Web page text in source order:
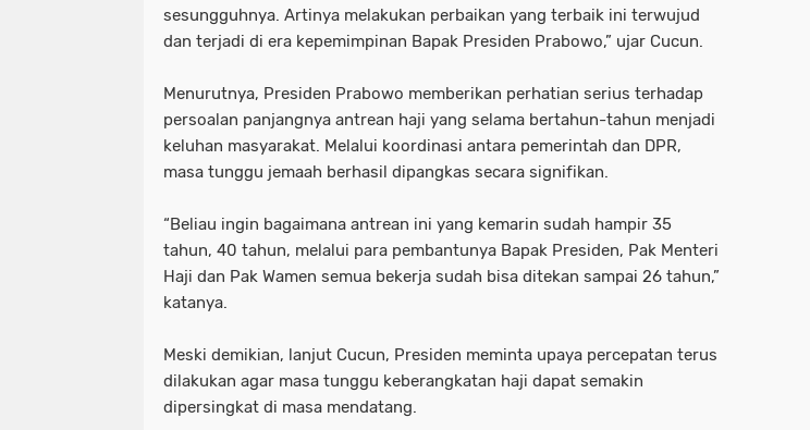
sesungguhnya. Artinya melakukan perbaikan yang terbaik ini terwujud
dan terjadi di era kepemimpinan Bapak Presiden Prabowo,” ujar Cucun.
Menurutnya, Presiden Prabowo memberikan perhatian serius terhadap
persoalan panjangnya antrean haji yang selama bertahun-tahun menjadi
keluhan masyarakat. Melalui koordinasi antara pemerintah dan DPR,
masa tunggu jemaah berhasil dipangkas secara signifikan.
“Beliau ingin bagaimana antrean ini yang kemarin sudah hampir 35
tahun, 40 tahun, melalui para pembantunya Bapak Presiden, Pak Menteri
Haji dan Pak Wamen semua bekerja sudah bisa ditekan sampai 26 tahun,”
katanya.
Meski demikian, lanjut Cucun, Presiden meminta upaya percepatan terus
dilakukan agar masa tunggu keberangkatan haji dapat semakin
dipersingkat di masa mendatang.